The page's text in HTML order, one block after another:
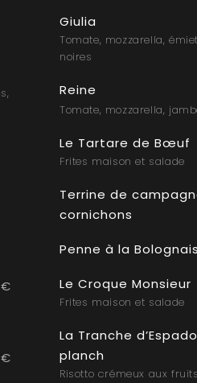
Giulia
Tomate, mozzarella,
noires
Reine
Tomate, mozzarella,
Le Tartare de Bœuf
Frites maison et salade
Terrine de
cornichons
Penne à la
Le Croque Monsieur
Frites maison et salade
La Tranche
planch
Risotto crémeux aux